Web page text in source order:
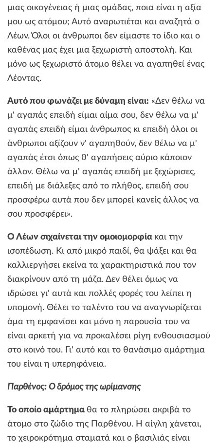
μιας οικογένειας ή μιας ομάδας, ποια είναι η αξία
μου ως ατόμου; Αυτό αναρωτιέται και αναζητά ο
Λέων. Όλοι οι άνθρωποι δεν είμαστε το ίδιο και ο
καθένας μας έχει μια ξεχωριστή αποστολή. Και
μόνο ως ξεχωριστό άτομο θέλει να αγαπηθεί ένας
Λέοντας.
Αυτό που φωνάζει με δύναμη είναι: «Δεν θέλω να
μ' αγαπάς επειδή είμαι αίμα σου, δεν θέλω να μ'
αγαπάς επειδή είμαι άνθρωπος κι επειδή όλοι οι
άνθρωποι αξίζουν ν' αγαπηθούν, δεν θέλω να μ'
αγαπάς έτσι όπως θ' αγαπήσεις αύριο κάποιον
άλλον. Θέλω να μ' αγαπάς επειδή με ξεχώρισες,
επειδή με διάλεξες από το πλήθος, επειδή σου
προσφέρω αυτά που δεν μπορεί κανείς άλλος να
σου προσφέρει».
Ο Λέων σιχαίνεται την ομοιομορφία και την
ισοπέδωση. Κι από μικρό παιδί, θα ψάξει και θα
καλλιεργήσει εκείνα τα χαρακτηριστικά που τον
διακρίνουν από τη μάζα. Δεν θέλει όμως να
ιδρώσει γι' αυτά και πολλές φορές του λείπει η
υπομονή. Θέλει το ταλέντο του να αναγνωρίζεται
άμα τη εμφανίσει και μόνο η παρουσία του να
είναι αρκετή για να προκαλέσει ρίγη ενθουσιασμού
στο κοινό του. Γι' αυτό και το θανάσιμο αμάρτημα
του είναι η υπερηφάνεια.
Παρθένος: Ο δρόμος της ωρίμανσης
Το οποίο αμάρτημα θα το πληρώσει ακριβά το
άτομο στο ζώδιο της Παρθένου. Η αίγλη χάνεται,
το χειροκρότημα σταματά και ο βασιλιάς είναι